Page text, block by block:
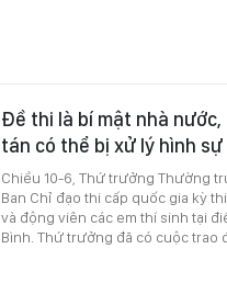
Đề thi là bí mật nhà
tán có thể bị xử lý hình sự
Chiều 10-6, Thứ trưởng Thường
Ban Chỉ đạo thi cấp quốc gia kỳ
và động viên các em thí sinh tại
Bình. Thứ trưởng đã có cuộc trao